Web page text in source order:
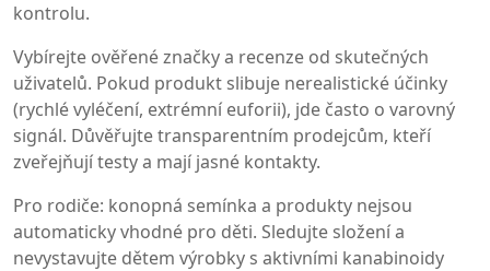
kontrolu.
Vybírejte ověřené značky a recenze od skutečných
uživatelů. Pokud produkt slibuje nerealistické účinky
(rychlé vyléčení, extrémní euforii), jde často o varovný
signál. Důvěřujte transparentním prodejcům, kteří
zveřejňují testy a mají jasné kontakty.
Pro rodiče: konopná semínka a produkty nejsou
automaticky vhodné pro děti. Sledujte složení a
nevystavujte dětem výrobky s aktivními kanabinoidy